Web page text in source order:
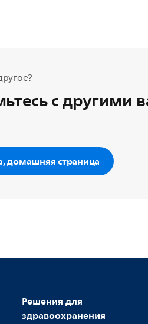
с другими
домашняя страница
Решения для
здравоохранения